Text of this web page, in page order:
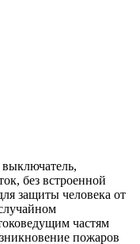
без встроенной
защиты человека от
частям
пожаров